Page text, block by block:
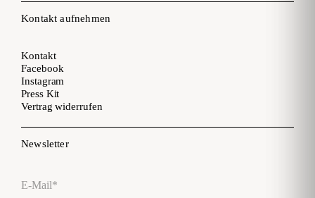
Kontakt aufnehmen
Kontakt
Facebook
Instagram
Press Kit
Vertrag widerrufen
Newsletter
E-Mail*